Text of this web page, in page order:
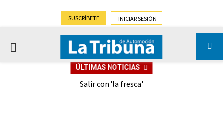
SUSCRÍBETE INICIAR SESIÓN
PRIMARY
ÚLTIMAS NOTICIAS
Salir con 'la fresca'